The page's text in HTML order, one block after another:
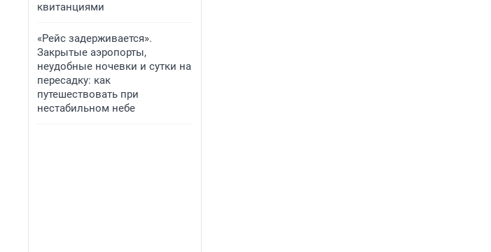
квитанциями
«Рейс задерживается».
Закрытые аэропорты,
неудобные ночевки и сутки на
пересадку: как
путешествовать при
нестабильном небе